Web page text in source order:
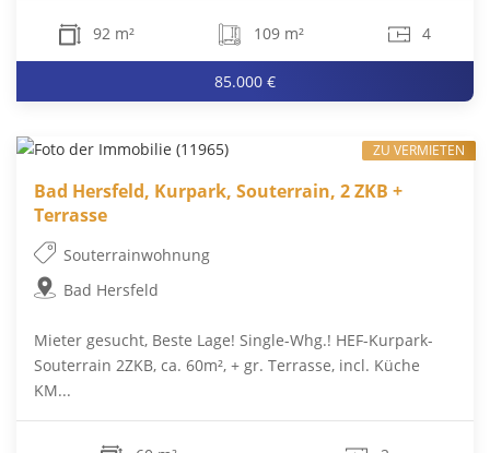
92 m² 109 m² 4
85.000 €
Bad Hersfeld, Kurpark, Souterrain, 2 ZKB +
Terrasse
Souterrainwohnung
Bad Hersfeld
Mieter gesucht, Beste Lage! Single-Whg.! HEF-Kurpark-
Souterrain 2ZKB, ca. 60m², + gr. Terrasse, incl. Küche
KM...
ZU VERMIETEN